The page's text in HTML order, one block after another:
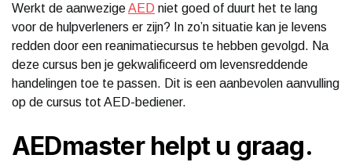
Werkt de aanwezigeAED niet goed of duurt het te lang
voor de hulpverleners er zijn? In zo’n situatie kan je levens
redden door een reanimatiecursus te hebben gevolgd. Na
deze cursus ben je gekwalificeerd om levensreddende
handelingen toe te passen. Dit is een aanbevolen aanvulling
op de cursus tot AED-bediener.
AEDmaster helpt u graag.